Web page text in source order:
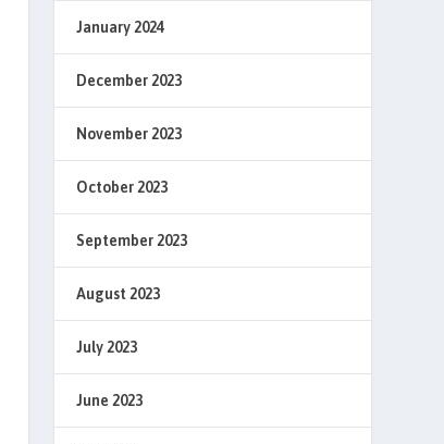
January 2024
December 2023
November 2023
October 2023
September 2023
August 2023
July 2023
June 2023